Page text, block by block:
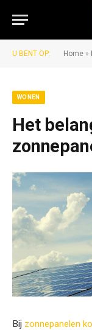
U BENT OP: Home »
WONEN
Het
Bij zonnepanelen